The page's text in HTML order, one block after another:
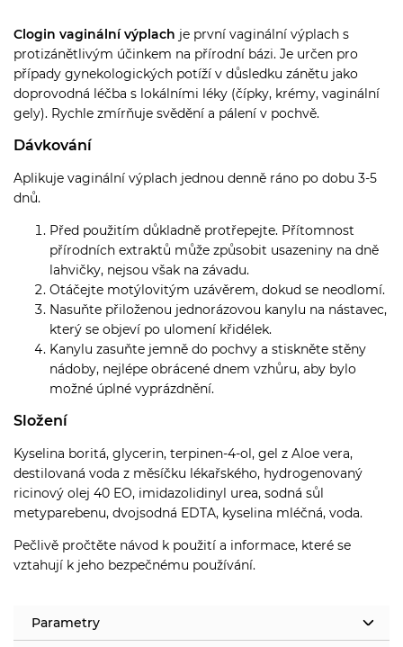
Clogin vaginální výplach je první vaginální výplach s
protizánětlivým účinkem na přírodní bázi. Je určen pro
případy gynekologických potíží v důsledku zánětu jako
doprovodná léčba s lokálními léky (čípky, krémy, vaginální
gely). Rychle zmírňuje svědění a pálení v pochvě.
Dávkování
Aplikuje vaginální výplach jednou denně ráno po dobu 3-5
dnů.
Před použitím důkladně protřepejte. Přítomnost
přírodních extraktů může způsobit usazeniny na dně
lahvičky, nejsou však na závadu.
Otáčejte motýlovitým uzávěrem, dokud se neodlomí.
Nasuňte přiloženou jednorázovou kanylu na nástavec,
který se objeví po ulomení křidélek.
Kanylu zasuňte jemně do pochvy a stiskněte stěny
nádoby, nejlépe obrácené dnem vzhůru, aby bylo
možné úplné vyprázdnění.
Složení
Kyselina boritá, glycerin, terpinen-4-ol, gel z Aloe vera,
destilovaná voda z měsíčku lékařského, hydrogenovaný
ricinový olej 40 EO, imidazolidinyl urea, sodná sůl
metyparebenu, dvojsodná EDTA, kyselina mléčná, voda.
Pečlivě pročtěte návod k použití a informace, které se
vztahují k jeho bezpečnému používání.
Parametry